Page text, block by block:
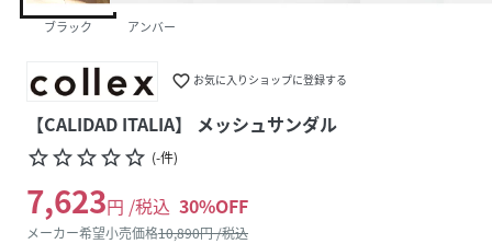
ブラック アンバー
favorite_border お気に入りショップに登録する
【CALIDAD ITALIA】 メッシュサンダル
star_borderstar_borderstar_borderstar_borderstar_border (-件)
7,623円 /税込 30%OFF
メーカー希望小売価格10,890円 /税込